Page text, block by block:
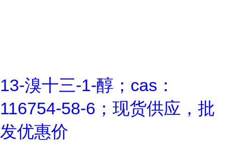
13-溴十三-1-醇；cas：
116754-58-6；现货供应，批
发优惠价